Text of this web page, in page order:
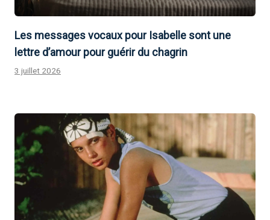
Les messages vocaux pour Isabelle sont une
lettre d’amour pour guérir du chagrin
3 juillet 2026